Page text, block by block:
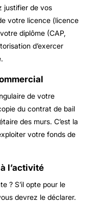
justifier de vos
votre licence (licence
diplôme (CAP,
d’exercer
de votre
du contrat de bail
des murs. C’est la
votre fonds de
l’activité
? S’il opte pour le
devrez le déclarer.